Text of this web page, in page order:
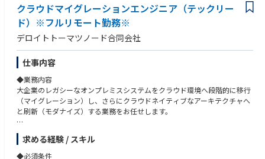
・AWS Redshift / Athena,Glue,Kinesis Data Analytics,EMR,Kinesis + SNS/S
QS,Glue Studio etc
・Azure Synapse Analytics,Data Factory,Synapse Pipelines,HDInsight,Eve
nt Hubs,Data Factory etc
・Google Cloud BigQuery,Pub/Sub,★Dataplex,Dataflow etc
・Databricks,Snowflake
ローコード/ノーコード：
・Power Automate /Power Apps,UiPath,Blueprism,AutomationAnywher
e
・Dify,Gemini Enterprise,MS Copilot Studio
EMTech：
・小売業クライアント向け：オンプレミスのクラウド移行
・電気ガス事業クライアント向け：生成AIアプリケーション（RAG/AIエー
ジェント）のプロトタイプ、本番開発におけるRAGチューニング・評価な
ど対応
・デジタル通貨のパイロット実験のアドバイザリー
◆このポジションの魅力（業務の魅力）
①「Biz（ビジネス）× Tech（技術）」を体現する、最上流からのコミッ
ト：
実装フェーズだけでなく、テクノロジーのプロとして顧客の課題ヒアリン
グや抽出段階から深くコミットできます。顧客に最も近いポジションで、
自分の技術がどうビジネスに直結するかを実感できます。
②デロイトグループの総合力を活かした「End to End」の経験：
DTCグループの他部門（戦略・業界特化コンサルタントなど）と密に連携
するため、多様な業界・業種の最上流戦略から実装までを一気通貫で経験
クラウドマイグレーションエンジニア（テックリー
ド）※フルリモート勤務※
デロイトトーマツノード合同会社
仕事内容
◆業務内容
大企業のレガシーなオンプレミスシステムをクラウド環境へ段階的に移行
（マイグレーション）し、さらにクラウドネイティブなアーキテクチャへ
と刷新（モダナイズ）する業務をお任せします。
具体的な業務：
①現行システムの分析と移行戦略の策定（最上流）：
・レガシーシステム（オープン系、メインフレーム等）のソースコードや
求める経験 / スキル
◆必須条件